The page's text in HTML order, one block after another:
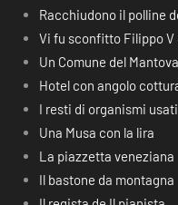
Racchiudono il polline
Vi fu sconfitto Filippo V
Un Comune del
Hotel con angolo
I resti di organismi
Una Musa con la lira
La piazzetta veneziana
Il bastone da montagna